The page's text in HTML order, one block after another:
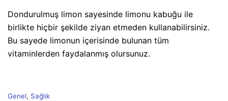
Dondurulmuş limon sayesinde limonu kabuğu ile
birlikte hiçbir şekilde ziyan etmeden kullanabilirsiniz.
Bu sayede limonun içerisinde bulunan tüm
vitaminlerden faydalanmış olursunuz.
C
Genel, Sağlık